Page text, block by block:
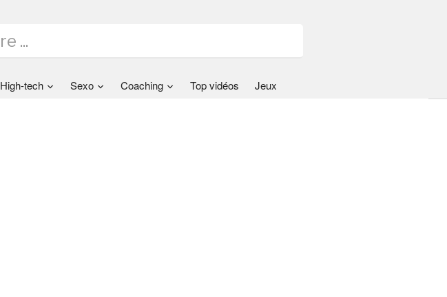
High-tech Sexo Coaching Top vidéos Jeux